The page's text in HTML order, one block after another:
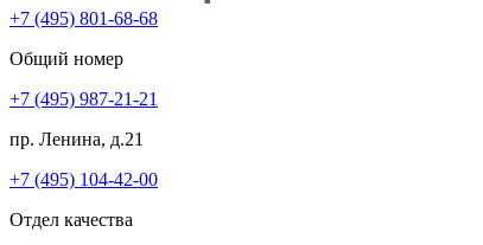
+7 (495) 801-68-68
Общий номер
+7 (495) 987-21-21
пр. Ленина, д.21
+7 (495) 104-42-00
Отдел качества